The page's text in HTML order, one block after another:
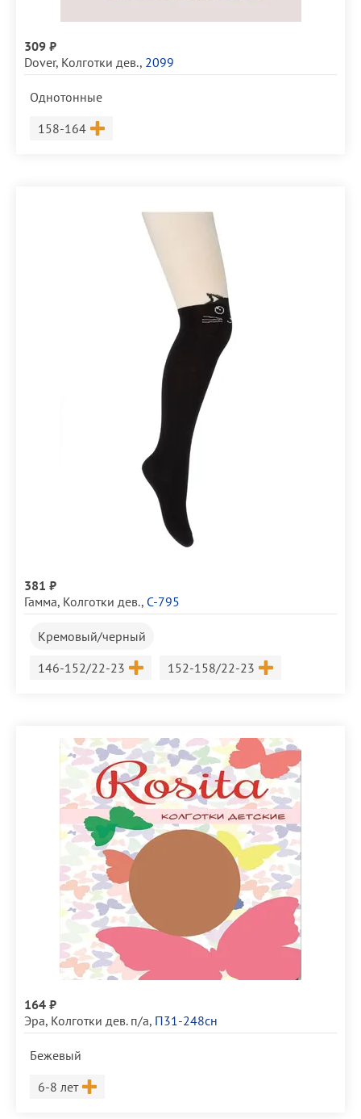
309 ₽
Dover, Колготки дев., 2099
Однотонные
Размер
158-164
381 ₽
Гамма, Колготки дев., С-795
Кремовый/черный
Размер
146-152/22-23 Размер
152-158/22-23
164 ₽
Эра, Колготки дев. п/а, П31-248сн
Бежевый
Размер
6-8 лет